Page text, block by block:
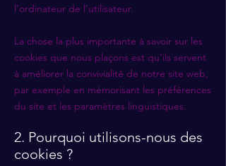
l'ordinateur de l’utilisateur.
La chose la plus importante à savoir sur les
cookies que nous plaçons est qu'ils servent
à améliorer la convivialité de notre site web,
par exemple en mémorisant les préférences
du site et les paramètres linguistiques.
2. Pourquoi utilisons-nous des
cookies ?